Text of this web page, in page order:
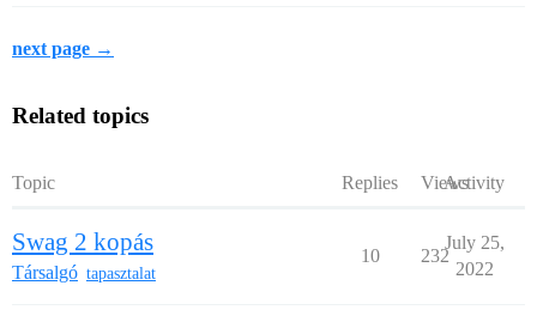
next page →
Related topics
Topic Replies ViewsActivity
Swag 2 kopás
Társalgó tapasztalat
10 232
July 25,
2022